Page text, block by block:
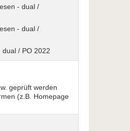
- dual /
- dual /
/ PO 2022
geprüft werden
(z.B. Homepage